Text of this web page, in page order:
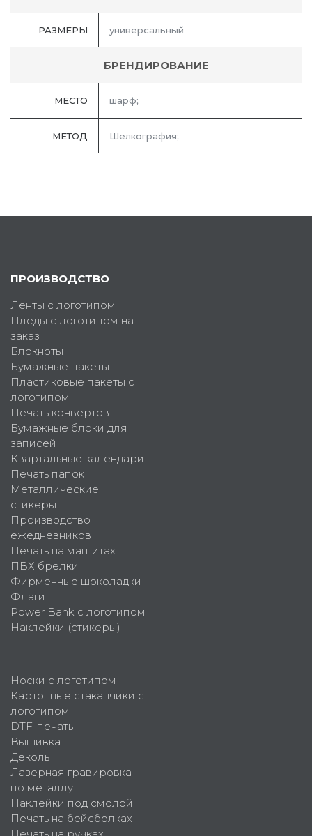
РАЗМЕРЫ универсальный
БРЕНДИРОВАНИЕ
МЕСТО шарф;
МЕТОД Шелкография;
ПРОИЗВОДСТВО
Ленты с логотипом
Пледы с логотипом на
заказ
Блокноты
Бумажные пакеты
Пластиковые пакеты с
логотипом
Печать конвертов
Бумажные блоки для
записей
Квартальные календари
Печать папок
Металлические
стикеры
Производство
ежедневников
Печать на магнитах
ПВХ брелки
Фирменные шоколадки
Флаги
Power Bank с логотипом
Наклейки (стикеры)
Носки с логотипом
Картонные стаканчики с
логотипом
DTF-печать
Вышивка
Деколь
Лазерная гравировка
по металлу
Наклейки под смолой
Печать на бейсболках